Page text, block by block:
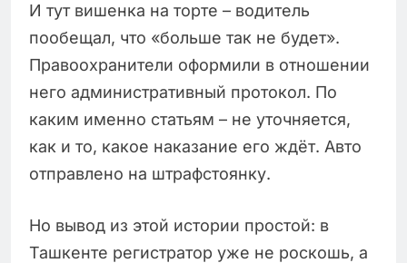
И тут вишенка на торте – водитель
пообещал, что «больше так не будет».
Правоохранители оформили в отношении
него административный протокол. По
каким именно статьям – не уточняется,
как и то, какое наказание его ждёт. Авто
отправлено на штрафстоянку.
Но вывод из этой истории простой: в
Ташкенте регистратор уже не роскошь, а